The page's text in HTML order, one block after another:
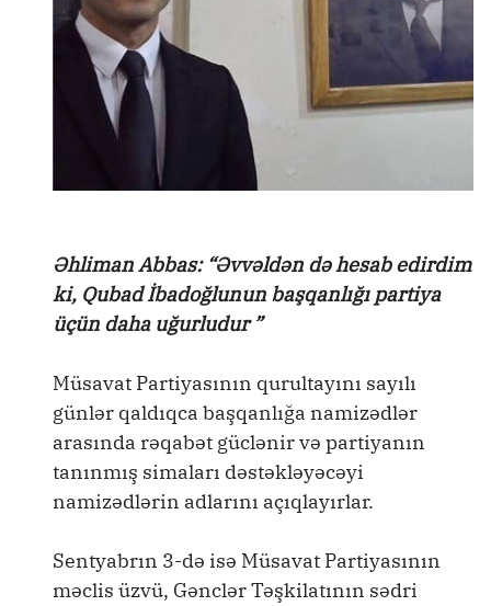
Əhliman Abbas: “Əvvəldən də hesab edirdim
ki, Qubad İbadoğlunun başqanlığı partiya
üçün daha uğurludur ”
Müsavat Partiyasının qurultayını sayılı
günlər qaldıqca başqanlığa namizədlər
arasında rəqabət güclənir və partiyanın
tanınmış simaları dəstəkləyəcəyi
namizədlərin adlarını açıqlayırlar.
Sentyabrın 3-də isə Müsavat Partiyasının
məclis üzvü, Gənclər Təşkilatının sədri